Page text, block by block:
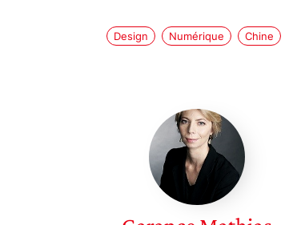
Design Numérique Chine
Garance
Mathias